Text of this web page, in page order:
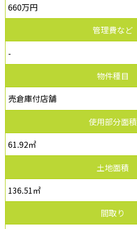
660万円
管理費など
-
物件種目
売倉庫付店舗
使用部分面積
61.92㎡
土地面積
136.51㎡
間取り